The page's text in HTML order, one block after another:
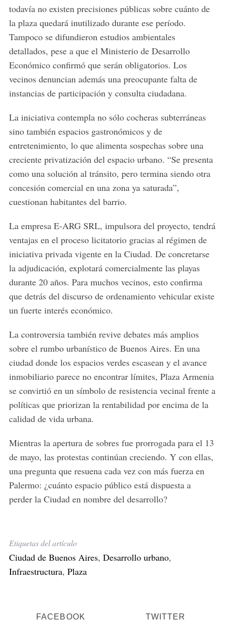
todavía no existen precisiones públicas sobre cuánto de
la plaza quedará inutilizado durante ese período.
Tampoco se difundieron estudios ambientales
detallados, pese a que el Ministerio de Desarrollo
Económico confirmó que serán obligatorios. Los
vecinos denuncian además una preocupante falta de
instancias de participación y consulta ciudadana.
La iniciativa contempla no sólo cocheras subterráneas
sino también espacios gastronómicos y de
entretenimiento, lo que alimenta sospechas sobre una
creciente privatización del espacio urbano. “Se presenta
como una solución al tránsito, pero termina siendo otra
concesión comercial en una zona ya saturada”,
cuestionan habitantes del barrio.
La empresa E-ARG SRL, impulsora del proyecto, tendrá
ventajas en el proceso licitatorio gracias al régimen de
iniciativa privada vigente en la Ciudad. De concretarse
la adjudicación, explotará comercialmente las playas
durante 20 años. Para muchos vecinos, esto confirma
que detrás del discurso de ordenamiento vehicular existe
un fuerte interés económico.
La controversia también revive debates más amplios
sobre el rumbo urbanístico de Buenos Aires. En una
ciudad donde los espacios verdes escasean y el avance
inmobiliario parece no encontrar límites, Plaza Armenia
se convirtió en un símbolo de resistencia vecinal frente a
políticas que priorizan la rentabilidad por encima de la
calidad de vida urbana.
Mientras la apertura de sobres fue prorrogada para el 13
de mayo, las protestas continúan creciendo. Y con ellas,
una pregunta que resuena cada vez con más fuerza en
Palermo: ¿cuánto espacio público está dispuesta a
perder la Ciudad en nombre del desarrollo?
Etiquetas del artículo
Ciudad de Buenos Aires, Desarrollo urbano,
Infraestructura, Plaza
FACEBOOK TWITTER